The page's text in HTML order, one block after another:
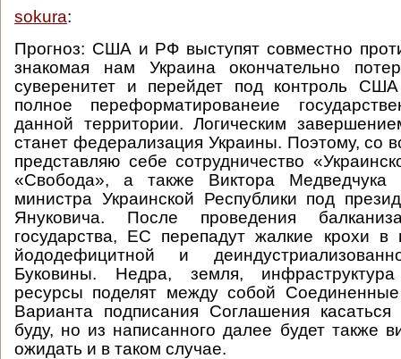
sokura:
Прогноз: США и РФ выступят совместно
знакомая нам Украина окончательно
суверенитет и перейдет под контроль
полное переформатированеие
данной территории. Логическим
станет федерализация Украины. Поэтому, со
представляю себе сотрудничество
«Свобода», а также Виктора
министра Украинской Республики под
Януковича. После проведения
государства, ЕС перепадут жалкие крохи в
йододефицитной и
Буковины. Недра, земля,
ресурсы поделят между собой
Варианта подписания Соглашения
буду, но из написанного далее будет также
ожидать и в таком случае.